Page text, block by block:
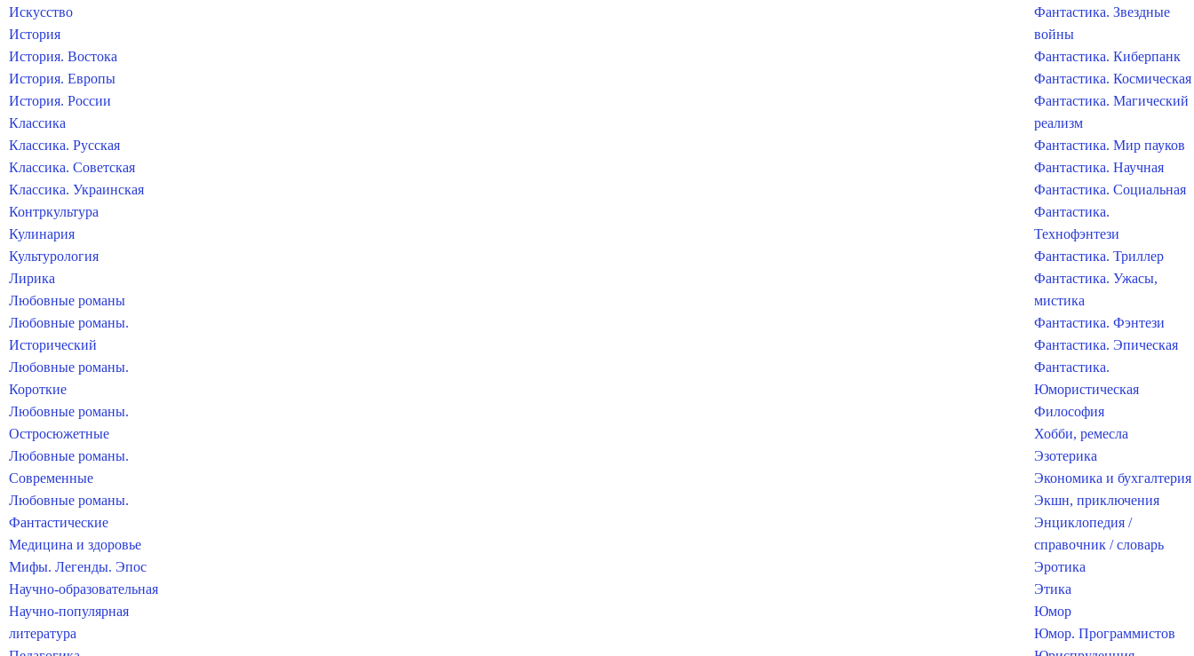
Искусство
История
История. Востока
История. Европы
История. России
Классика
Классика. Русская
Классика. Советская
Классика. Украинская
Контркультура
Кулинария
Культурология
Лирика
Любовные романы
Любовные романы.
Исторический
Любовные романы.
Короткие
Любовные романы.
Остросюжетные
Любовные романы.
Современные
Любовные романы.
Фантастические
Медицина и здоровье
Мифы. Легенды. Эпос
Научно-образовательная
Научно-популярная
литература
Фантастика. Звездные
войны
Фантастика. Киберпанк
Фантастика. Космическая
Фантастика. Магический
реализм
Фантастика. Мир пауков
Фантастика. Научная
Фантастика. Социальная
Фантастика.
Технофэнтези
Фантастика. Триллер
Фантастика. Ужасы,
мистика
Фантастика. Фэнтези
Фантастика. Эпическая
Фантастика.
Юмористическая
Философия
Хобби, ремесла
Эзотерика
Экономика и бухгалтерия
Экшн, приключения
Энциклопедия /
справочник / словарь
Эротика
Этика
Юмор
Юмор. Программистов